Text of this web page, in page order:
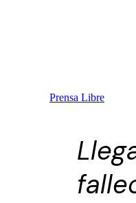
Prensa Libre